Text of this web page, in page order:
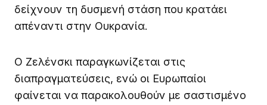
δείχνουν τη δυσμενή στάση που κρατάει
απέναντι στην Ουκρανία.
Ο Ζελένσκι παραγκωνίζεται στις
διαπραγματεύσεις, ενώ οι Ευρωπαίοι
φαίνεται να παρακολουθούν με σαστισμένο